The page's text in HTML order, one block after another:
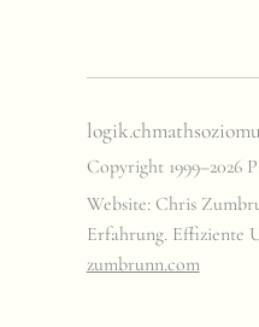
logik.chmathsozio
Copyright 1999–2026
Website: Chris
Erfahrung. Effiziente
zumbrunn.com